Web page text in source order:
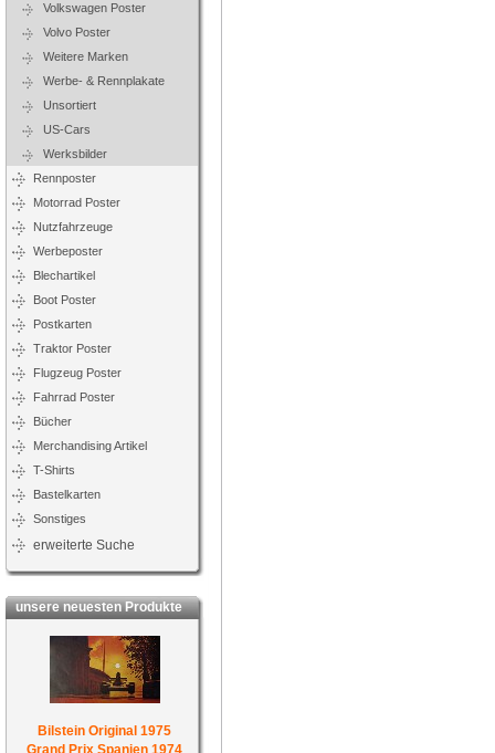
Volkswagen Poster
Volvo Poster
Weitere Marken
Werbe- & Rennplakate
Unsortiert
US-Cars
Werksbilder
Rennposter
Motorrad Poster
Nutzfahrzeuge
Werbeposter
Blechartikel
Boot Poster
Postkarten
Traktor Poster
Flugzeug Poster
Fahrrad Poster
Bücher
Merchandising Artikel
T-Shirts
Bastelkarten
Sonstiges
erweiterte Suche
unsere neuesten Produkte
Bilstein Original 1975
Grand Prix Spanien 1974